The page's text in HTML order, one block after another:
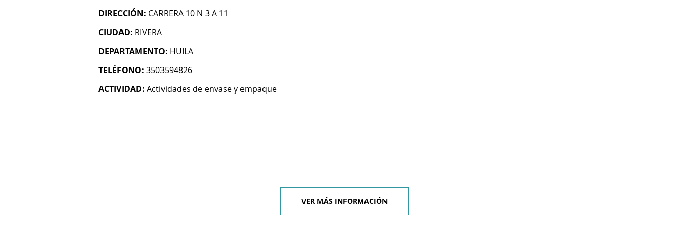
DIRECCIÓN: CARRERA 10 N 3 A 11
CIUDAD: RIVERA
DEPARTAMENTO: HUILA
TELÉFONO: 3503594826
ACTIVIDAD: Actividades de envase y empaque
VER MÁS INFORMACIÓN